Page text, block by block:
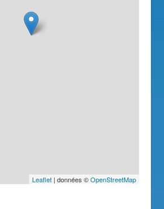
Leaflet| données ©OpenStreetMap